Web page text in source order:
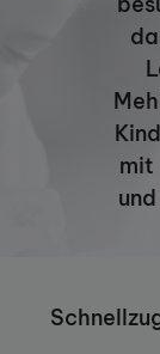
durch
Die
helfen
mit